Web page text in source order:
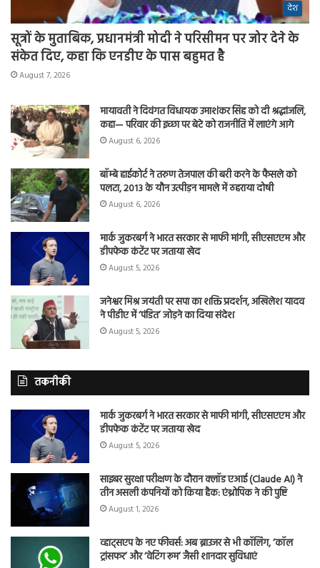
देश
सूत्रों के मुताबिक, प्रधानमंत्री मोदी ने परिसीमन पर जोर देने के
संकेत दिए, कहा कि एनडीए के पास बहुमत है
August 7, 2026
मायावती ने दिवंगत विधायक उमाशंकर सिंह को दी श्रद्धांजलि,
कहा— परिवार की इच्छा पर बेटे को राजनीति में लाएंगे आगे
August 6, 2026
बॉम्बे हाईकोर्ट ने तरुण तेजपाल की बरी करने के फैसले को
पलटा, 2013 के यौन उत्पीड़न मामले में ठहराया दोषी
August 6, 2026
मार्क जुकरबर्ग ने भारत सरकार से माफी मांगी, सीएसएएम और
डीपफेक कंटेंट पर जताया खेद
August 5, 2026
जनेश्वर मिश्र जयंती पर सपा का शक्ति प्रदर्शन, अखिलेश यादव
ने पीडीए में ‘पंडित’ जोड़ने का दिया संदेश
August 5, 2026
तकनीकी
मार्क जुकरबर्ग ने भारत सरकार से माफी मांगी, सीएसएएम और
डीपफेक कंटेंट पर जताया खेद
August 5, 2026
साइबर सुरक्षा परीक्षण के दौरान क्लॉड एआई (Claude AI) ने
तीन असली कंपनियों को किया हैक: एंथ्रोपिक ने की पुष्टि
August 1, 2026
व्हाट्सएप के नए फीचर्स: अब ब्राउजर से भी कॉलिंग, ‘कॉल
ट्रांसफर’ और ‘वेटिंग रूम’ जैसी शानदार सुविधाएं